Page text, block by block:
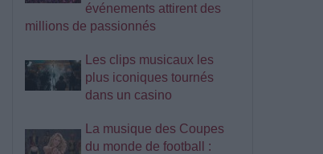
événements attirent des
millions de passionnés
Les clips musicaux les
plus iconiques tournés
dans un casino
La musique des Coupes
du monde de football :